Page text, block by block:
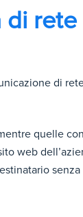
di
di
quelle
web